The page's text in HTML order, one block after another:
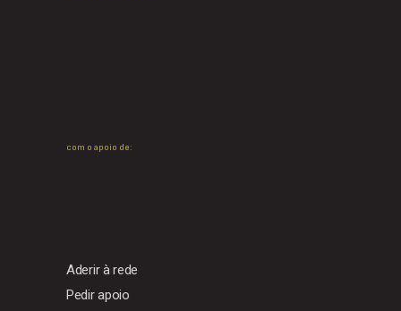
com o apoio de:
Aderir à rede
Pedir apoio